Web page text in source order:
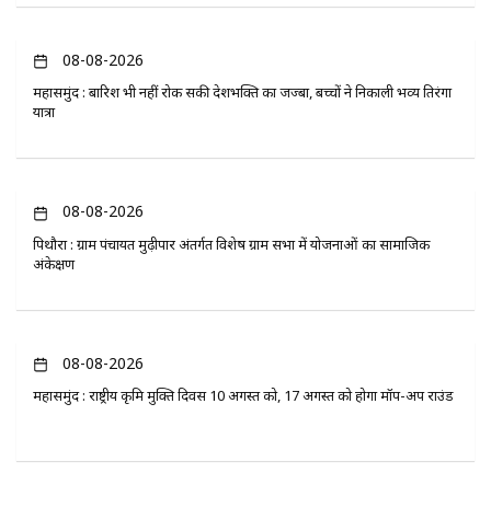
08-08-2026
महासमुंद : बारिश भी नहीं रोक सकी देशभक्ति का जज्बा, बच्चों ने निकाली भव्य तिरंगा
यात्रा
08-08-2026
पिथौरा : ग्राम पंचायत मुढ़ीपार अंतर्गत विशेष ग्राम सभा में योजनाओं का सामाजिक
अंकेक्षण
08-08-2026
महासमुंद : राष्ट्रीय कृमि मुक्ति दिवस 10 अगस्त को, 17 अगस्त को होगा मॉप-अप राउंड